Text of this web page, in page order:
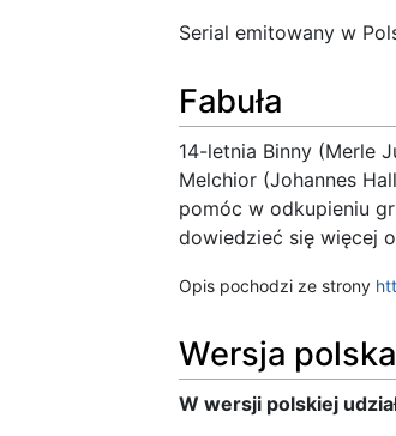
Serial emitowany w
Fabuła
14-letnia Binny (Merle
Melchior (Johannes
pomóc w odkupieniu
dowiedzieć się więcej
Opis pochodzi ze strony
Wersja polska
W wersji polskiej